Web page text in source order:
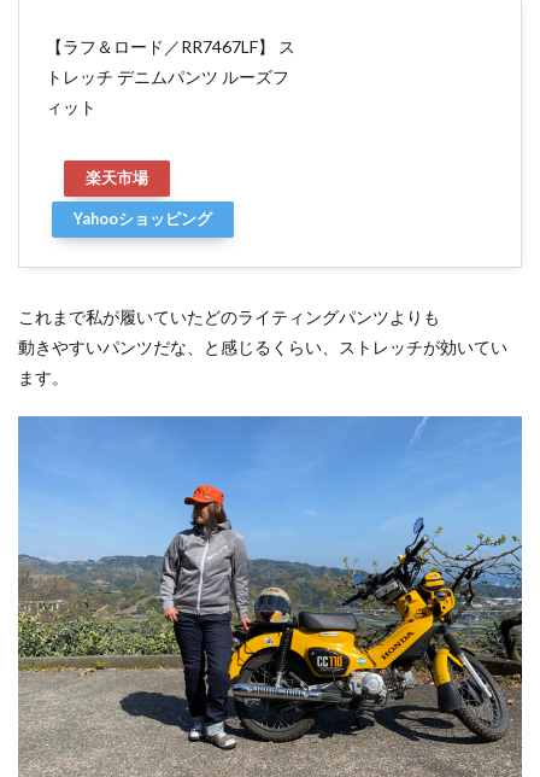
【ラフ＆ロード／RR7467LF】 ス
トレッチ デニムパンツ ルーズフ
ィット
楽天市場
Yahooショッピング
これまで私が履いていたどのライティングパンツよりも
動きやすいパンツだな、と感じるくらい、ストレッチが効いてい
ます。